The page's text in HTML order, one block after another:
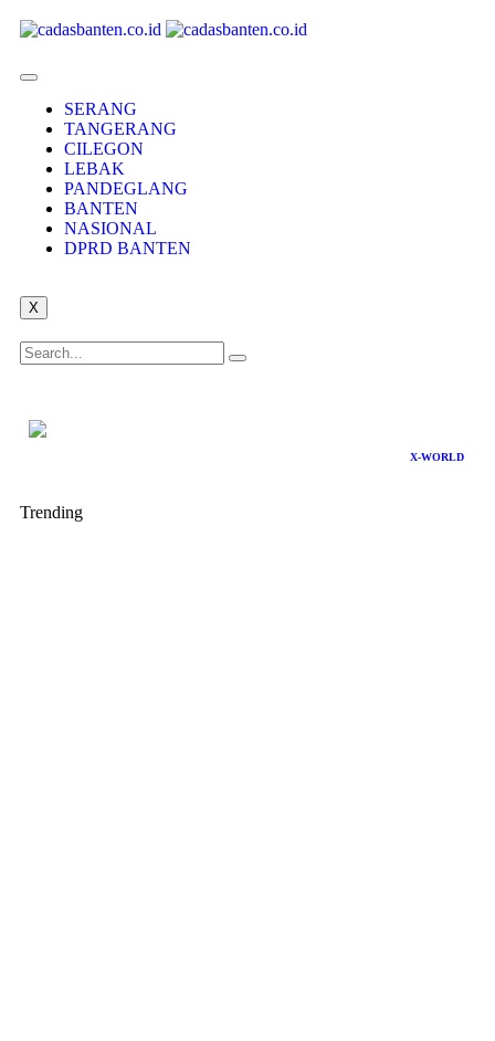
SERANG
TANGERANG
CILEGON
LEBAK
PANDEGLANG
BANTEN
NASIONAL
DPRD BANTEN
X
X-WORLD
Trending